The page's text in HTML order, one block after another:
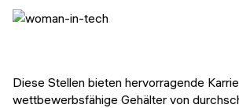
Diese Stellen bieten hervorragende
wettbewerbsfähige Gehälter von